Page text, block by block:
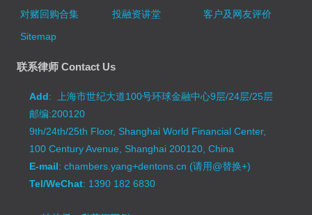
对赌回购合集
投融资讲堂
客户及网友评价
Sitemap
联系律师 Contact Us
Add: 上海市世纪大道100号环球金融中心9层/24层/25层
邮编:200120
9th/24th/25th Floor, Shanghai World Financial Center,
100 Century Avenue, Shanghai 200120, China
E-mail: chambers.yang+dentons.cn (请用@替换+)
Tel/WeChat: 1390 182 6830